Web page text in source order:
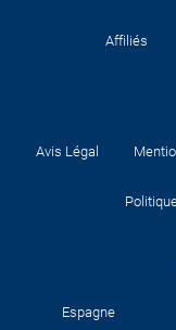
Affiliés
Avis Légal
Espagne